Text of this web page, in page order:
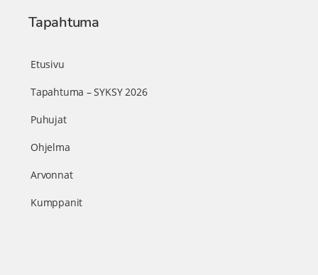
Tapahtuma
Etusivu
Tapahtuma – SYKSY 2026
Puhujat
Ohjelma
Arvonnat
Kumppanit